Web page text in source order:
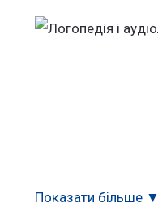
Показати більше ▼